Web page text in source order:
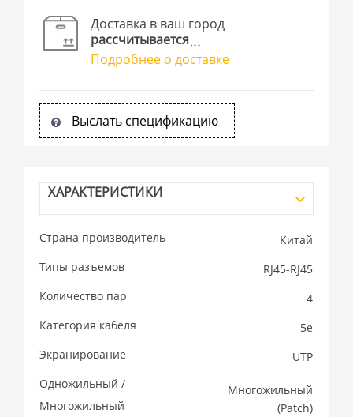
Доставка в ваш город
рассчитывается
Подробнее о доставке
Выслать спецификацию
ХАРАКТЕРИСТИКИ
Страна производитель
Китай
Типы разъемов
RJ45-RJ45
Количество пар
4
Категория кабеля
5e
Экранирование
UTP
Одножильный /
Многожильный
Многожильный
(Patсh)